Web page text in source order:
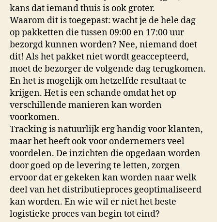
kans dat iemand thuis is ook groter.
Waarom dit is toegepast: wacht je de hele dag
op pakketten die tussen 09:00 en 17:00 uur
bezorgd kunnen worden? Nee, niemand doet
dit! Als het pakket niet wordt geaccepteerd,
moet de bezorger de volgende dag terugkomen.
En het is mogelijk om hetzelfde resultaat te
krijgen. Het is een schande omdat het op
verschillende manieren kan worden
voorkomen.
Tracking is natuurlijk erg handig voor klanten,
maar het heeft ook voor ondernemers veel
voordelen. De inzichten die opgedaan worden
door goed op de levering te letten, zorgen
ervoor dat er gekeken kan worden naar welk
deel van het distributieproces geoptimaliseerd
kan worden. En wie wil er niet het beste
logistieke proces van begin tot eind?